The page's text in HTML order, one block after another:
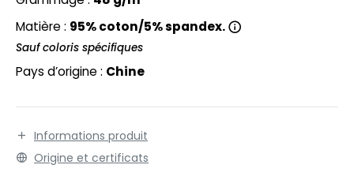
LABEL / TEAR AWAY
ROW
OF THE LOOM
Matière : 95% coton/5% spandex.
Sauf coloris spécifiques
Pays d’origine : Chine
Informations produit
Origine et certificats